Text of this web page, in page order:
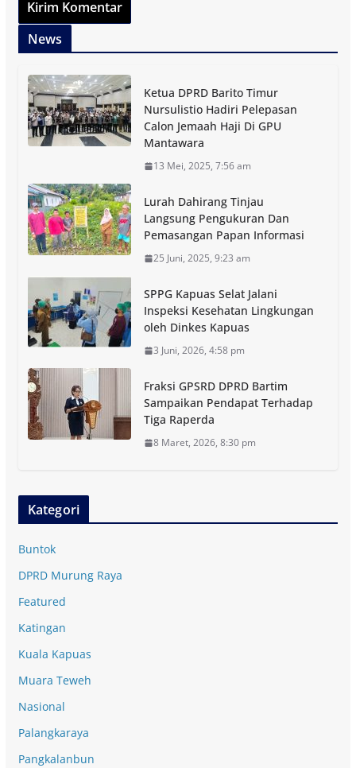
News
Ketua DPRD Barito Timur
Nursulistio Hadiri Pelepasan
Calon Jemaah Haji Di GPU
Mantawara
13 Mei, 2025, 7:56 am
Lurah Dahirang Tinjau
Langsung Pengukuran Dan
Pemasangan Papan Informasi
25 Juni, 2025, 9:23 am
SPPG Kapuas Selat Jalani
Inspeksi Kesehatan Lingkungan
oleh Dinkes Kapuas
3 Juni, 2026, 4:58 pm
Fraksi GPSRD DPRD Bartim
Sampaikan Pendapat Terhadap
Tiga Raperda
8 Maret, 2026, 8:30 pm
Kategori
Buntok
DPRD Murung Raya
Featured
Katingan
Kuala Kapuas
Muara Teweh
Nasional
Palangkaraya
Pangkalanbun